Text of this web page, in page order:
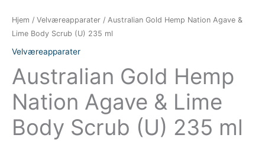
Hjem / Velværeapparater / Australian Gold Hemp Nation Agave &
Lime Body Scrub (U) 235 ml
Velværeapparater
Australian Gold Hemp
Nation Agave & Lime
Body Scrub (U) 235 ml